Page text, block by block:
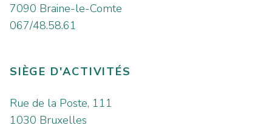
7090 Braine-le-Comte
067/48.58.61
SIÈGE D'ACTIVITÉS
Rue de la Poste, 111
1030 Bruxelles